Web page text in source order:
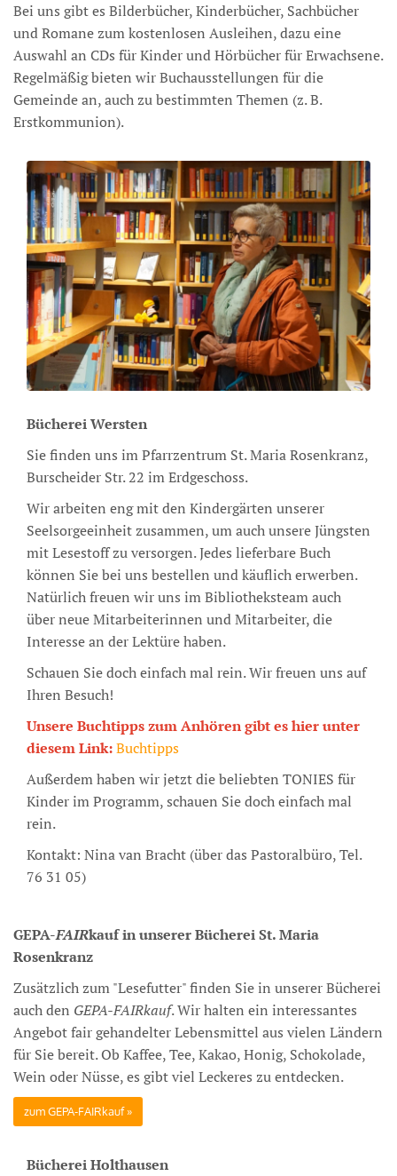
Bei uns gibt es Bilderbücher, Kinderbücher, Sachbücher
und Romane zum kostenlosen Ausleihen, dazu eine
Auswahl an CDs für Kinder und Hörbücher für Erwachsene.
Regelmäßig bieten wir Buchausstellungen für die
Gemeinde an, auch zu bestimmten Themen (z. B.
Erstkommunion).
Bücherei Wersten
Sie finden uns im Pfarrzentrum St. Maria Rosenkranz,
Burscheider Str. 22 im Erdgeschoss.
Wir arbeiten eng mit den Kindergärten unserer
Seelsorgeeinheit zusammen, um auch unsere Jüngsten
mit Lesestoff zu versorgen. Jedes lieferbare Buch
können Sie bei uns bestellen und käuflich erwerben.
Natürlich freuen wir uns im Bibliotheksteam auch
über neue Mitarbeiterinnen und Mitarbeiter, die
Interesse an der Lektüre haben.
Schauen Sie doch einfach mal rein. Wir freuen uns auf
Ihren Besuch!
Unsere Buchtipps zum Anhören gibt es hier unter
diesem Link:Buchtipps
Außerdem haben wir jetzt die beliebten TONIES für
Kinder im Programm, schauen Sie doch einfach mal
rein.
Kontakt: Nina van Bracht (über das Pastoralbüro, Tel.
76 31 05)
GEPA-FAIRkauf in unserer Bücherei St. Maria
Rosenkranz
Zusätzlich zum "Lesefutter" finden Sie in unserer Bücherei
auch den GEPA-FAIRkauf. Wir halten ein interessantes
Angebot fair gehandelter Lebensmittel aus vielen Ländern
für Sie bereit. Ob Kaffee, Tee, Kakao, Honig, Schokolade,
Wein oder Nüsse, es gibt viel Leckeres zu entdecken.
zum GEPA-FAIRkauf
Bücherei Holthausen